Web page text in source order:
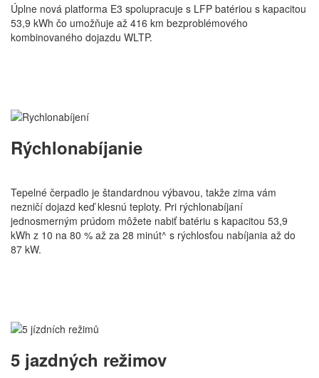
Úplne nová platforma E3 spolupracuje s LFP batériou s kapacitou
53,9 kWh čo umožňuje až 416 km bezproblémového
kombinovaného dojazdu WLTP.
Rýchlonabíjanie
Tepelné čerpadlo je štandardnou výbavou, takže zima vám
nezničí dojazd keď klesnú teploty. Pri rýchlonabíjaní
jednosmerným prúdom môžete nabiť batériu s kapacitou 53,9
kWh z 10 na 80 % až za 28 minút^ s rýchlosťou nabíjania až do
87 kW.
5 jazdných režimov